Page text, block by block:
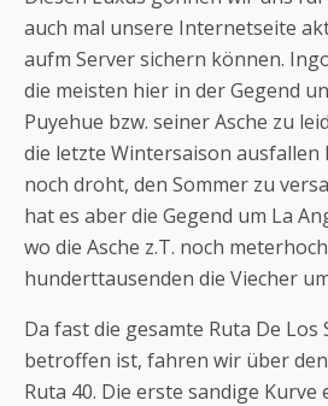
auch mal unsere Internetseite
aufm Server sichern können.
die meisten hier in der Gegend
Puyehue bzw. seiner Asche zu
die letzte Wintersaison ausfallen
noch droht, den Sommer zu
hat es aber die Gegend um La
wo die Asche z.T. noch
hunderttausenden die Viecher
Da fast die gesamte Ruta De Los
betroffen ist, fahren wir über
Ruta 40. Die erste sandige Kurve